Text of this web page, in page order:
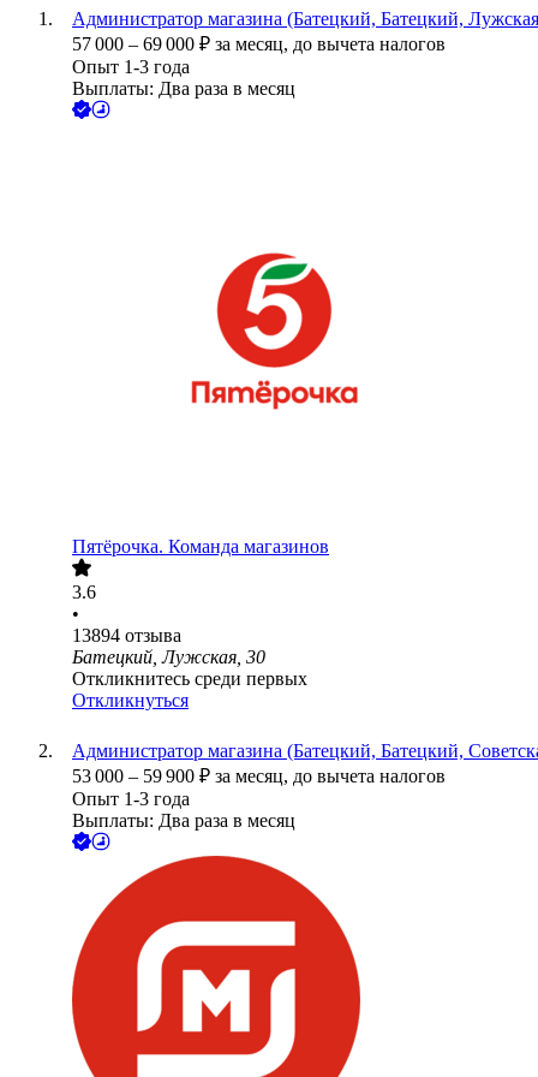
Администратор магазина (Батецкий, Батецкий,
57 000 – 69 000 ₽ за месяц, до вычета налогов
Опыт 1-3 года
Выплаты: Два раза в месяц
Пятёрочка. Команда магазинов
3.6
•
13894 отзыва
Батецкий, Лужская, 30
Откликнитесь среди первых
Откликнуться
Администратор магазина (Батецкий, Батецкий,
53 000 – 59 900 ₽ за месяц, до вычета налогов
Опыт 1-3 года
Выплаты: Два раза в месяц